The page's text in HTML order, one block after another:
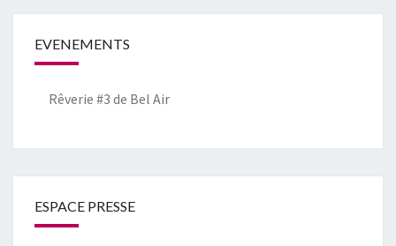
EVENEMENTS
Rêverie #3 de Bel Air
ESPACE PRESSE